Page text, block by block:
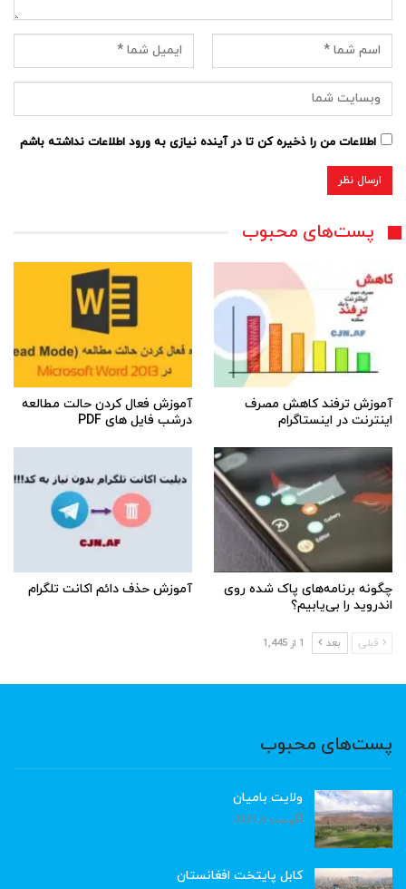
اطلاعات من را ذخیره کن تا در آینده نیازی به ورود اطلاعات نداشته باشم
پست‌های محبوب
آموزش ترفند کاهش مصرف
اینترنت در اینستاگرام
آموزش فعال کردن حالت مطالعه
درشب فایل های PDF
چگونه برنامه‌های پاک شده روی
اندروید را بی‌یابیم؟
آموزش حذف دائم اکانت تلگرام
قبلی بعد 1 از 1,445
پست‌های محبوب
ولایت بامیان
آگوست 6, 2026
کابل پایتخت افغانستان